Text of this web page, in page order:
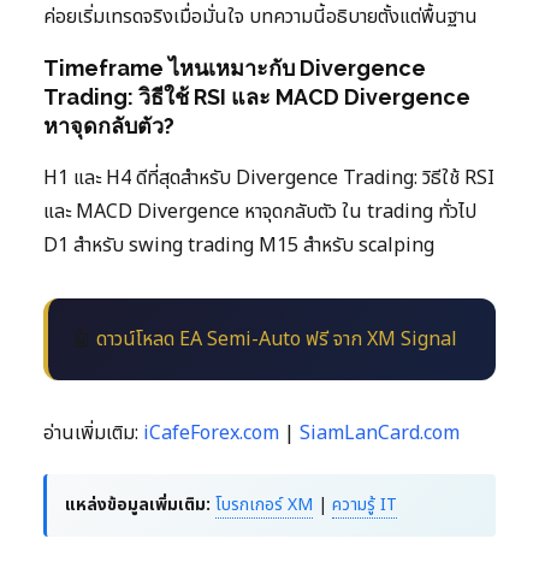
ค่อยเริ่มเทรดจริงเมื่อมั่นใจ บทความนี้อธิบายตั้งแต่พื้นฐาน
Timeframe ไหนเหมาะกับ Divergence
Trading: วิธีใช้ RSI และ MACD Divergence
หาจุดกลับตัว?
H1 และ H4 ดีที่สุดสำหรับ Divergence Trading: วิธีใช้ RSI
และ MACD Divergence หาจุดกลับตัว ใน trading ทั่วไป
D1 สำหรับ swing trading M15 สำหรับ scalping
ดาวน์โหลด EA Semi-Auto ฟรี จาก XM Signal
อ่านเพิ่มเติม: iCafeForex.com | SiamLanCard.com
แหล่งข้อมูลเพิ่มเติม: โบรกเกอร์ XM | ความรู้ IT